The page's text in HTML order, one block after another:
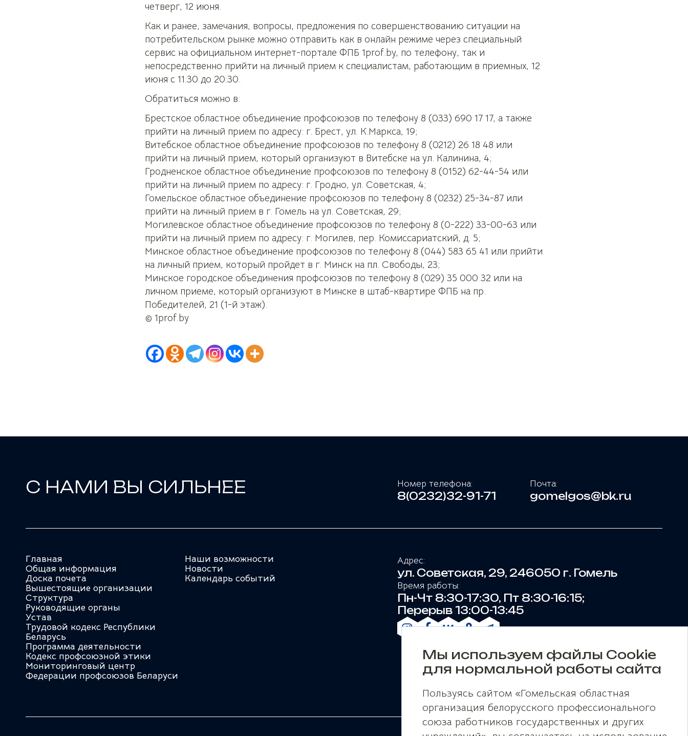
четверг, 12 июня.
Как и ранее, замечания, вопросы, предложения по совершенствованию ситуации на
потребительском рынке можно отправить как в онлайн режиме через специальный
сервис на официальном интернет-портале ФПБ 1prof.by, по телефону, так и
непосредственно прийти на личный прием к специалистам, работающим в приемных, 12
июня с 11:30 до 20:30.
Обратиться можно в:
Брестское областное объединение профсоюзов по телефону 8 (033) 690 17 17, а также
прийти на личный прием по адресу: г. Брест, ул. К.Маркса, 19;
Витебское областное объединение профсоюзов по телефону 8 (0212) 26 18 48 или
прийти на личный прием, который организуют в Витебске на ул. Калинина, 4;
Гродненское областное объединение профсоюзов по телефону 8 (0152) 62-44-54 или
прийти на личный прием по адресу: г. Гродно, ул. Советская, 4;
Гомельское областное объединение профсоюзов по телефону 8 (0232) 25-34-87 или
прийти на личный прием в г. Гомель на ул. Советская, 29;
Могилевское областное объединение профсоюзов по телефону 8 (0-222) 33-00-63 или
прийти на личный прием по адресу: г. Могилев, пер. Комиссариатский, д. 5;
Минское областное объединение профсоюзов по телефону 8 (044) 583 65 41 или прийти
на личный прием, который пройдет в г. Минск на пл. Свободы, 23;
Минское городское объединения профсоюзов по телефону 8 (029) 35 000 32 или на
личном приеме, который организуют в Минске в штаб-квартире ФПБ на пр.
Победителей, 21 (1-й этаж).
© 1prof.by
С НАМИ ВЫ СИЛЬНЕЕ Номер телефона:
8(0232)32-91-71
Почта:
gomelgos@bk.ru
Главная
Общая информация
Доска почета
Вышестоящие организации
Структура
Руководящие органы
Устав
Трудовой кодекс Республики
Беларусь
Программа деятельности
Кодекс профсоюзной этики
Мониторинговый центр
Федерации профсоюзов Беларуси
Наши возможности
Новости
Календарь событий
Адрес:
ул. Советская, 29, 246050 г. Гомель
Время работы:
Пн-Чт 8:30-17:30, Пт 8:30-16:15;
Перерыв 13:00-13:45
Мы используем файлы Cookie
для нормальной работы сайта
Пользуясь сайтом «Гомельская областная
организация белорусского профессионального
союза работников государственных и других